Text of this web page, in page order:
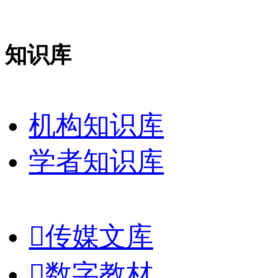
知识库
机构知识库
学者知识库
传媒文库